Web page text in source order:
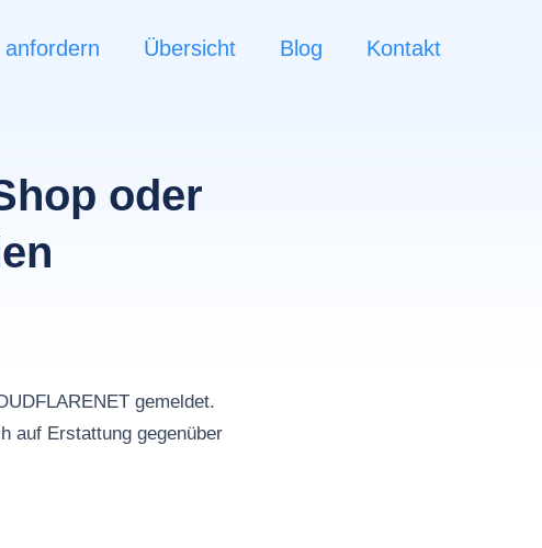
anfordern Übersicht Blog Kontakt
oder
gemeldet.
auf Erstattung gegenüber